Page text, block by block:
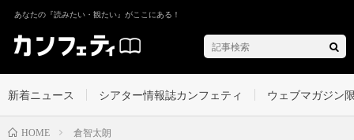
あなたの『読みたい・観たい』がここにある！
新着ニュース シアター情報誌カンフェティ ウェブマガジン
HOME 倉智太朗